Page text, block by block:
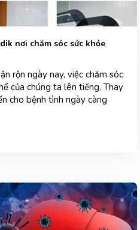
nơi chăm sóc sức khỏe
rộn ngày nay, việc chăm sóc
của chúng ta lên tiếng. Thay
cho bệnh tình ngày càng